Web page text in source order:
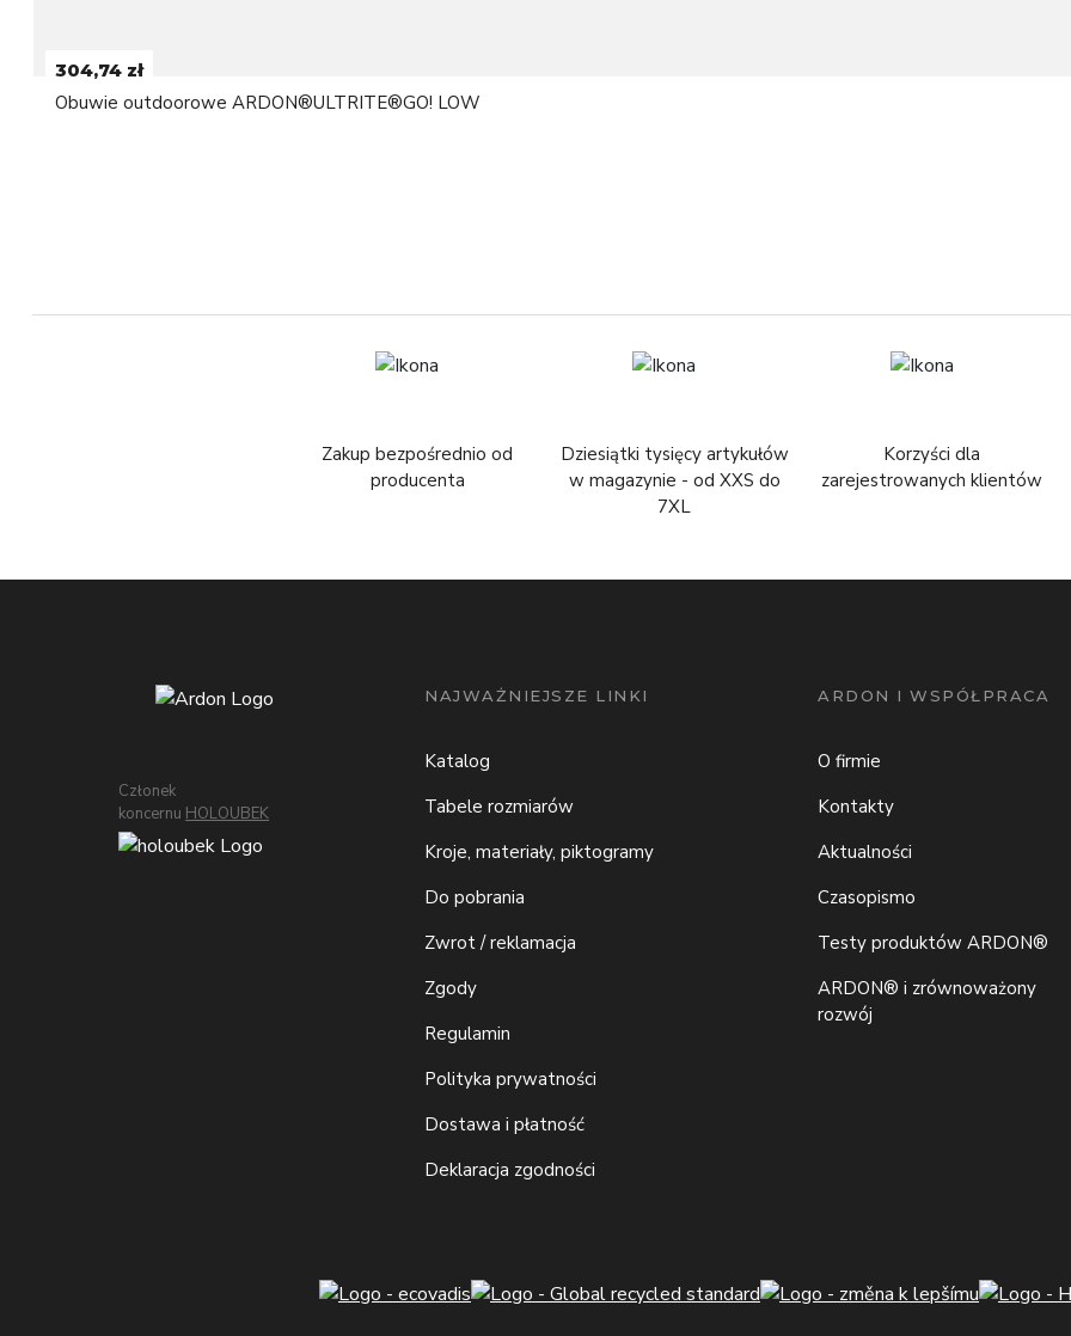
304,74 zł
Obuwie outdoorowe ARDON®ULTRITE®GO! LOW
Zakup bezpośrednio od
producenta
Dziesiątki tysięcy artykułów
w magazynie - od XXS do
7XL
Korzyści dla
zarejestrowanych klientów
Członek
koncernu HOLOUBEK
NAJWAŻNIEJSZE LINKI
Katalog
Tabele rozmiarów
Kroje, materiały, piktogramy
Do pobrania
Zwrot / reklamacja
Zgody
Regulamin
Polityka prywatności
Dostawa i płatność
Deklaracja zgodności
ARDON I WSPÓŁPRACA
O firmie
Kontakty
Aktualności
Czasopismo
Testy produktów ARDON®
ARDON® i zrównoważony
rozwój